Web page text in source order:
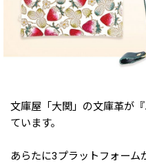
文庫屋「大関」の文庫革が
ています。
あらたに3プラットフォーム